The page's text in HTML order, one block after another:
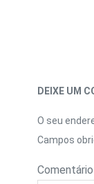
DEIXE UM
O seu
Campos
Comentário